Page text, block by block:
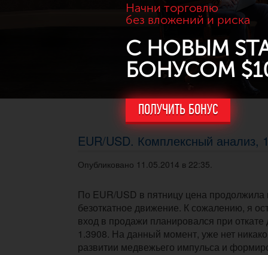
Начни торговлю
без вложений и риска
С НОВЫМ
БОНУСОМ
ПОЛУЧИТЬ БОНУС
EUR/USD. Комплексный анализ,
Опубликовано 11.05.2014 в 22:35.
По EUR/USD в пятницу цена
безоткатное движение. К сожалению, я
вход в продажи планировался при
1.3908. На данный момент, уже нет
развитии медвежьего импульса и